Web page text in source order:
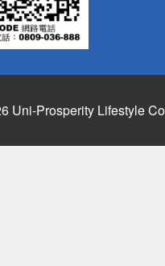
Uni-Prosperity Lifestyle